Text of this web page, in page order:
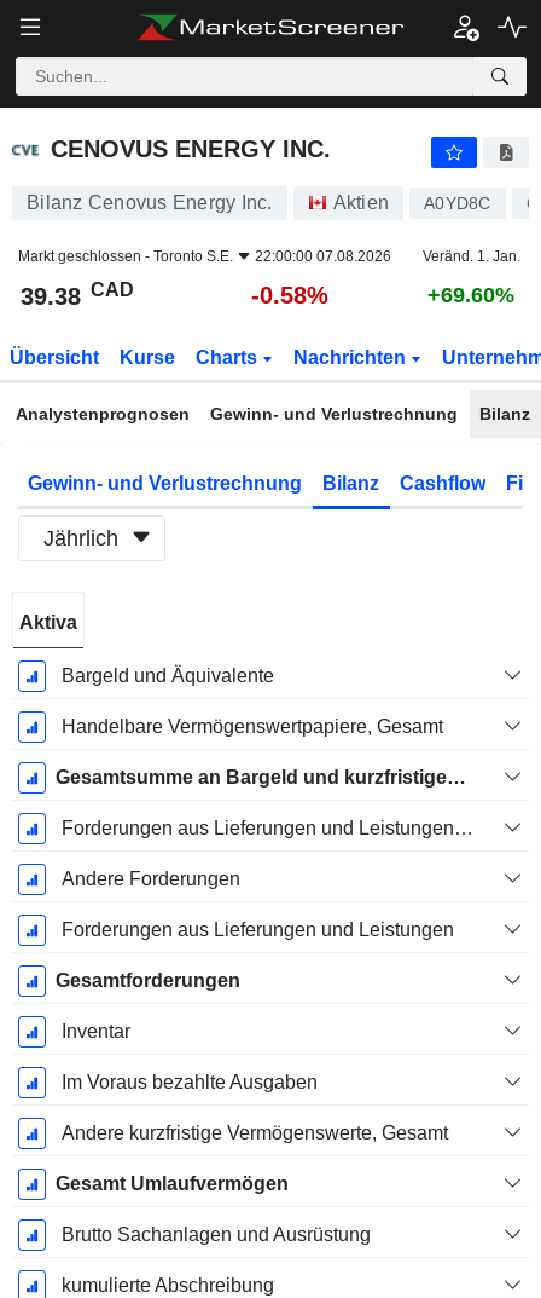
CENOVUS ENERGY INC.
CENOVUS ENERGY INC.
Bilanz Cenovus Energy Inc. Aktien A0YD8C
Markt geschlossen - Toronto S.E. 22:00:00 07.08.2026 Veränd. 1. Jan.
39.38 CAD -0.58% +69.60%
Übersicht Kurse Charts Nachrichten
Analystenprognosen Gewinn- und Verlustrechnung Bilanz
Gewinn- und Verlustrechnung Bilanz Cashflow
Jährlich
Geschäftsjahres:
Dezember
Aktiva
Bargeld und Äquivalente
Handelbare Vermögenswertpapiere, Gesamt
Gesamtsumme an Bargeld und kurzfristigen Investitionen
Forderungen aus Lieferungen und Leistungen, Gesamt
Andere Forderungen
Forderungen aus Lieferungen und Leistungen
Gesamtforderungen
Inventar
Im Voraus bezahlte Ausgaben
Andere kurzfristige Vermögenswerte, Gesamt
Gesamt Umlaufvermögen
Brutto Sachanlagen und Ausrüstung
kumulierte Abschreibung